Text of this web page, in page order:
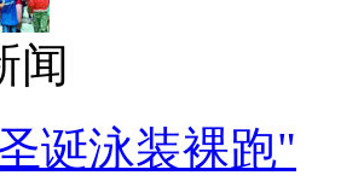
闻
诞泳装裸跑"